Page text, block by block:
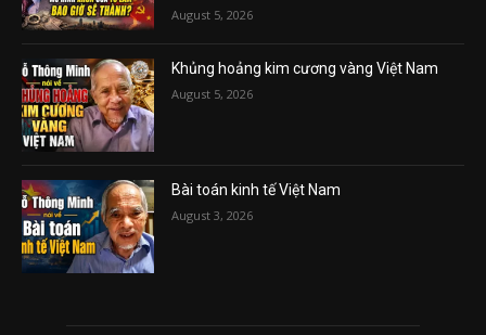
August 5, 2026
Khủng hoảng kim cương vàng Việt Nam
August 5, 2026
Bài toán kinh tế Việt Nam
August 3, 2026